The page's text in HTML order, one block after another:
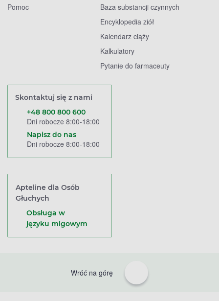
Pomoc
Baza substancji czynnych
Encyklopedia ziół
Kalendarz ciąży
Kalkulatory
Pytanie do farmaceuty
Skontaktuj się z nami
+48 800 800 600
Dni robocze 8:00-18:00
Napisz do nas
Dni robocze 8:00-18:00
Apteline dla Osób
Głuchych
Obsługa w
języku migowym
Wróć na górę